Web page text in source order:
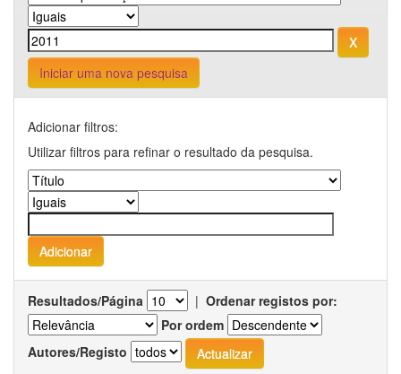
Iniciar uma nova pesquisa
Adicionar filtros:
Utilizar filtros para refinar o resultado da pesquisa.
Resultados/Página | Ordenar registos por:
Por ordem
Autores/Registo